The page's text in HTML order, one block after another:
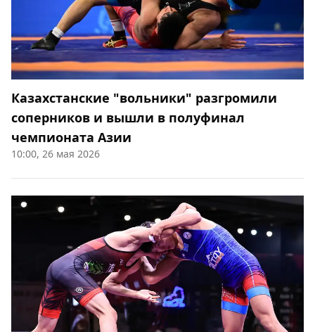
Казахстанские "вольники" разгромили
соперников и вышли в полуфинал
чемпионата Азии
10:00, 26 мая 2026